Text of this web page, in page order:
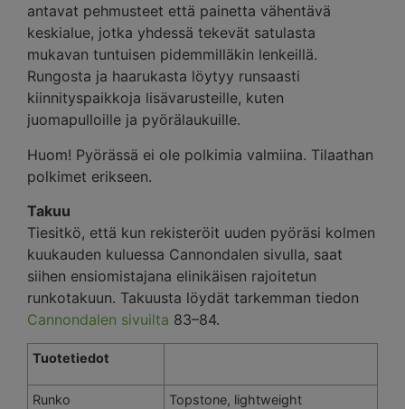
antavat pehmusteet että painetta vähentävä
keskialue, jotka yhdessä tekevät satulasta
mukavan tuntuisen pidemmilläkin lenkeillä.
Rungosta ja haarukasta löytyy runsaasti
kiinnityspaikkoja lisävarusteille, kuten
juomapulloille ja pyörälaukuille.
Huom! Pyörässä ei ole polkimia valmiina. Tilaathan
polkimet erikseen.
Takuu
Tiesitkö, että kun rekisteröit uuden pyöräsi kolmen
kuukauden kuluessa Cannondalen sivulla, saat
siihen ensiomistajana elinikäisen rajoitetun
runkotakuun. Takuusta löydät tarkemman tiedon
Cannondalen sivuilta 83–84.
Tuotetiedot
Runko
Topstone, lightweight